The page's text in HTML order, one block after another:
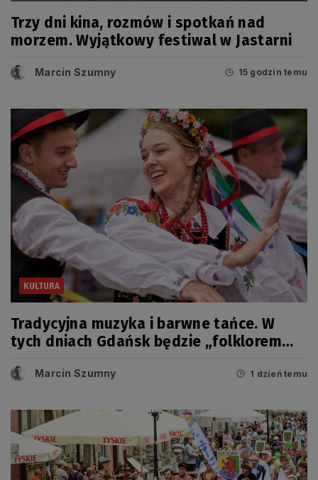
Trzy dni kina, rozmów i spotkań nad
morzem. Wyjątkowy festiwal w Jastarni
Marcin Szumny 15 godzin temu
KULTURA
Tradycyjna muzyka i barwne tańce. W
tych dniach Gdańsk będzie „folklorem
Marcin Szumny 1 dzień temu